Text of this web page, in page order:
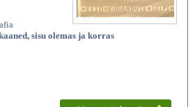
sisu olemas ja korras